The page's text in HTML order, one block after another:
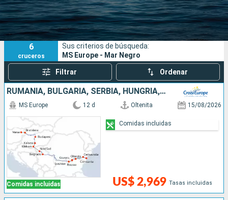
Fecha de salida
Puertos Compañías
Buscar
6
cruceros
Sus criterios de búsqueda:
MS Europe - Mar Negro
Filtrar Ordenar
RUMANIA, BULGARIA, SERBIA, HUNGRÍA, ESLOVAQUIA, AUSTRIA
Comidas incluidas
MS Europe 12 d Oltenita 15/08/2026
US$ 2,969 Tasas incluidas
Comidas incluidas